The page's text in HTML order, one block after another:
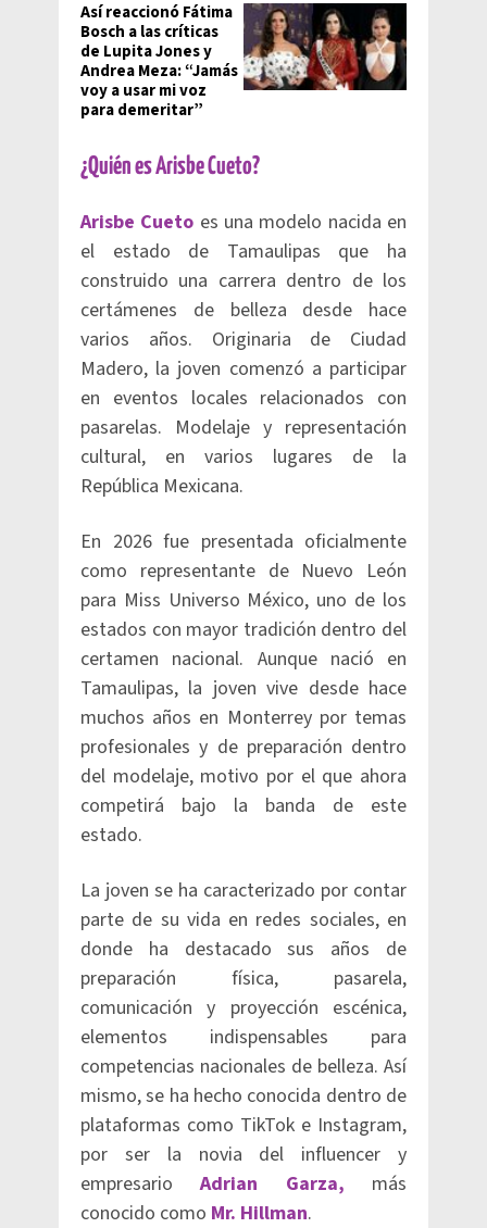
Así reaccionó Fátima
Bosch a las críticas
de Lupita Jones y
Andrea Meza: “Jamás
voy a usar mi voz
para demeritar”
¿Quién es Arisbe Cueto?
Arisbe Cueto es una modelo nacida en
el estado de Tamaulipas que ha
construido una carrera dentro de los
certámenes de belleza desde hace
varios años. Originaria de Ciudad
Madero, la joven comenzó a participar
en eventos locales relacionados con
pasarelas. Modelaje y representación
cultural, en varios lugares de la
República Mexicana.
En 2026 fue presentada oficialmente
como representante de Nuevo León
para Miss Universo México, uno de los
estados con mayor tradición dentro del
certamen nacional. Aunque nació en
Tamaulipas, la joven vive desde hace
muchos años en Monterrey por temas
profesionales y de preparación dentro
del modelaje, motivo por el que ahora
competirá bajo la banda de este
estado.
La joven se ha caracterizado por contar
parte de su vida en redes sociales, en
donde ha destacado sus años de
preparación física, pasarela,
comunicación y proyección escénica,
elementos indispensables para
competencias nacionales de belleza. Así
mismo, se ha hecho conocida dentro de
plataformas como TikTok e Instagram,
por ser la novia del influencer y
empresarioAdrian Garza, más
conocido como Mr. Hillman.